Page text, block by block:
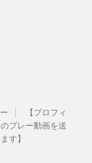
【プロフィ
のプレー動画を送
す】